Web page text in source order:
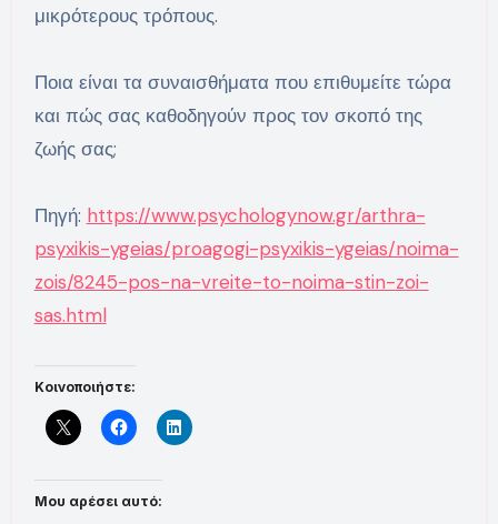
μικρότερους τρόπους.
Ποια είναι τα συναισθήματα που επιθυμείτε τώρα
και πώς σας καθοδηγούν προς τον σκοπό της
ζωής σας;
Πηγή: https://www.psychologynow.gr/arthra-
psyxikis-ygeias/proagogi-psyxikis-ygeias/noima-
zois/8245-pos-na-vreite-to-noima-stin-zoi-
sas.html
Κοινοποιήστε:
Μου αρέσει αυτό: